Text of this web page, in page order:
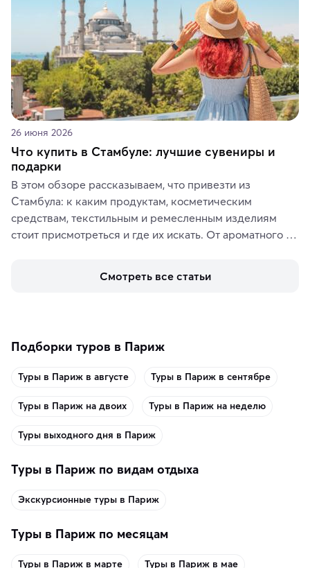
26 июня 2026
Что купить в Стамбуле: лучшие сувениры и
подарки
В этом обзоре рассказываем, что привезти из
Стамбула: к каким продуктам, косметическим
средствам, текстильным и ремесленным изделиям
стоит присмотреться и где их искать. От ароматного
аутентичных лавках — в подарок близким или себе на
Смотреть все статьи
Подборки туров в Париж
Туры в Париж в августе Туры в Париж в сентябре
Туры в Париж на двоих Туры в Париж на неделю
Туры выходного дня в Париж
Туры в Париж по видам отдыха
Экскурсионные туры в Париж
Туры в Париж по месяцам
Туры в Париж в марте Туры в Париж в мае